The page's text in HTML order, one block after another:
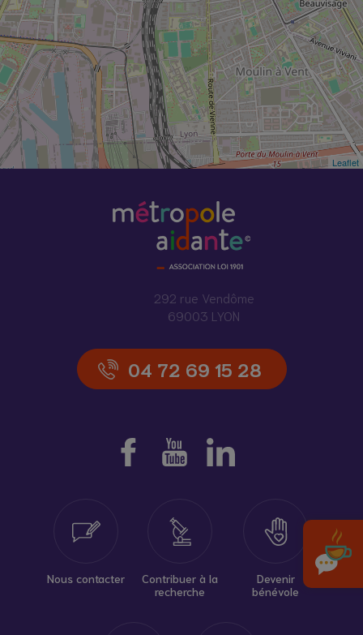
Leaflet
292 rue Vendôme
69003 LYON
04 72 69 15 28
Nous contacter
Contribuer à la
recherche
Devenir
bénévole